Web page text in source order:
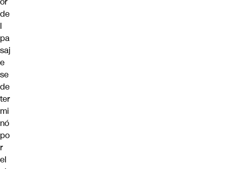
de
l
pa
saj
e
se
de
ter
mi
nó
po
r
el